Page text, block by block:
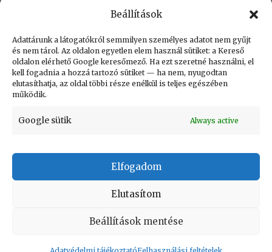
Beállítások
Adattárunk a látogatókról semmilyen személyes adatot nem gyűjt
és nem tárol. Az oldalon egyetlen elem használ sütiket: a Kereső
oldalon elérhető Google keresőmező. Ha ezt szeretné használni, el
kell fogadnia a hozzá tartozó sütiket — ha nem, nyugodtan
elutasíthatja, az oldal többi része enélkül is teljes egészében
működik.
Google sütik Always active
Elfogadom
Elutasítom
Beállítások mentése
Helye: könyvtár
Létrehozva: 2024.02.02. 11:02
Utolsó módosítás: 2026.05.19. 11:07
Impresszum
Adatvédelmi tájékoztató
Vissza a lap tetejére